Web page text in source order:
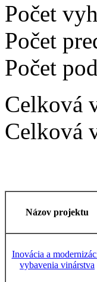
Počet
Počet
Počet
Celková
Celková
Názov projektu
Inovácia a
vybavenia vinárstva